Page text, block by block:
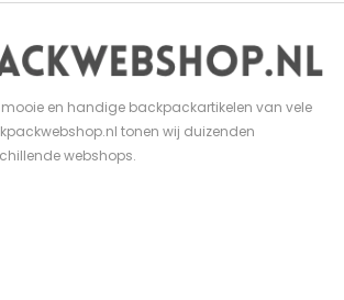
mooie en handige backpackartikelen van vele
tonen wij duizenden
webshops.